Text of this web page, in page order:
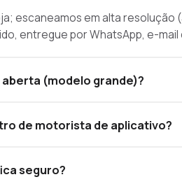
escaneamos em alta
entregue por WhatsApp, e-mail
aberta (modelo grande)?
de motorista de aplicativo?
seguro?